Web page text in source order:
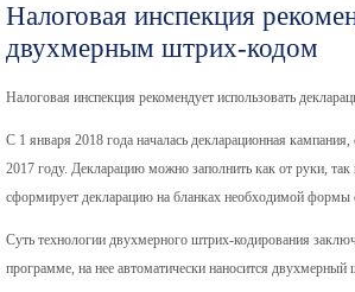
Налоговая инспекция
двухмерным штрих-кодом
Налоговая инспекция рекомендует использовать
С 1 января 2018 года началась декларационная
2017 году. Декларацию можно заполнить как от руки,
сформирует декларацию на бланках необходимой формы
Суть технологии двухмерного штрих-кодирования
программе, на нее автоматически наносится